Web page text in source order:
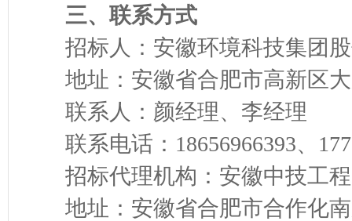
三、联系方式
招标人：安徽环境科技集团
地址：安徽省合肥市高新区
联系人：颜经理、李经理
联系电话：18656966393、
招标代理机构：安徽中技工
地址：安徽省合肥市合作化